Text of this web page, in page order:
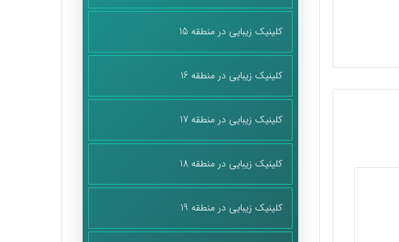
کلینیک زیبایی در منطقه 15
کلینیک زیبایی در منطقه 16
کلینیک زیبایی در منطقه 17
کلینیک زیبایی در منطقه 18
کلینیک زیبایی در منطقه 19